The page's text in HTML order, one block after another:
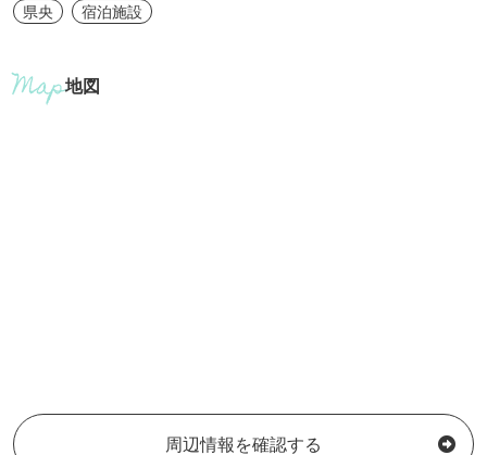
県央 宿泊施設
地図
周辺情報を確認する